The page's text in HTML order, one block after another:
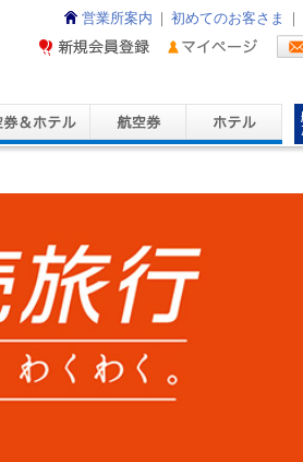
営業所案内 初めてのお客さま